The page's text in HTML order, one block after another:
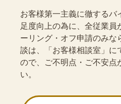
お客様第一主義に徹するバ
足度向上の為に、全従業員
ーリング・オフ申請のみな
談は、「お客様相談室」に
ので、ご不明点・ご不安点
い。